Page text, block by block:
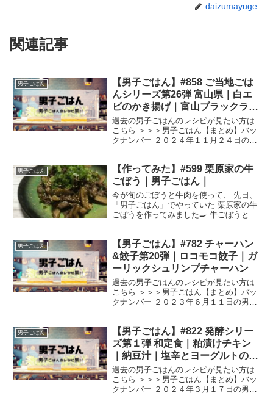
daizumayuge
関連記事
男子ごはん
【男子ごはん】#858 ご当地ごは
んシリーズ第26弾 富山県｜白エ
ビのかき揚げ｜富山ブラックラー
メン
過去の男子ごはんのレシピが見たい方は
こちら ＞＞＞男子ごはん【まとめ】バッ
クナンバー ２０２４年１１月２４日の男
典：） 材料 白エビ（１００g）、天ぷら
粉（大さじ２...
男子ごはん
【作ってみた】#599 栗原家の牛
ごぼう｜男子ごはん｜
今が旬のごぼうと牛肉を使って、 先日、
「男子ごはん」でやっていた 栗原家の牛
ごぼうを作ってみました🍳 牛ごぼうと
置いてあったそうです🐮 牛肉とごぼうを
甘辛くって、 想像...
男子ごはん
【男子ごはん】#782 チャーハン
&餃子第20弾｜ロコモコ餃子｜ガ
ーリックシュリンプチャーハン
過去の男子ごはんのレシピが見たい方は
こちら ＞＞＞男子ごはん【まとめ】バッ
クナンバー ２０２３年６月１１日の男子
典：） 材料 豚ひき肉（２５０g）、餃子
の皮（１袋）...
男子ごはん
【男子ごはん】#822 発酵シリー
ズ第１弾 和定食｜粕漬けチキン
｜納豆汁｜塩辛とヨーグルトの和
え物
過去の男子ごはんのレシピが見たい方は
こちら ＞＞＞男子ごはん【まとめ】バッ
クナンバー ２０２４年３月１７日の男子